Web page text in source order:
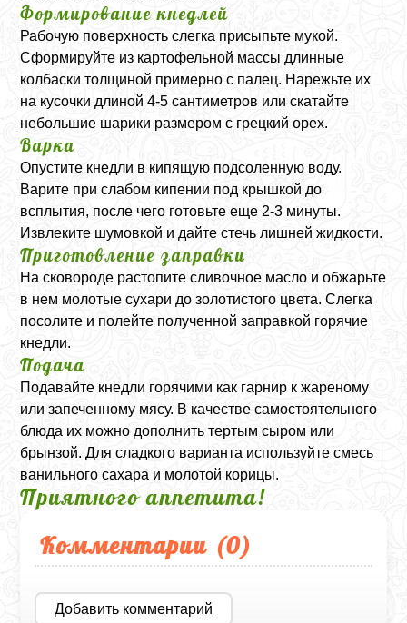
Формирование кнедлей
Рабочую поверхность слегка присыпьте мукой.
Сформируйте из картофельной массы длинные
колбаски толщиной примерно с палец. Нарежьте их
на кусочки длиной 4-5 сантиметров или скатайте
небольшие шарики размером с грецкий орех.
Варка
Опустите кнедли в кипящую подсоленную воду.
Варите при слабом кипении под крышкой до
всплытия, после чего готовьте еще 2-3 минуты.
Извлеките шумовкой и дайте стечь лишней жидкости.
Приготовление заправки
На сковороде растопите сливочное масло и обжарьте
в нем молотые сухари до золотистого цвета. Слегка
посолите и полейте полученной заправкой горячие
кнедли.
Подача
Подавайте кнедли горячими как гарнир к жареному
или запеченному мясу. В качестве самостоятельного
блюда их можно дополнить тертым сыром или
брынзой. Для сладкого варианта используйте смесь
ванильного сахара и молотой корицы.
Приятного аппетита!
Комментарии (0)
Добавить комментарий